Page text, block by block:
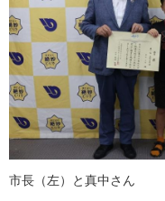
市長（左）と真中さん